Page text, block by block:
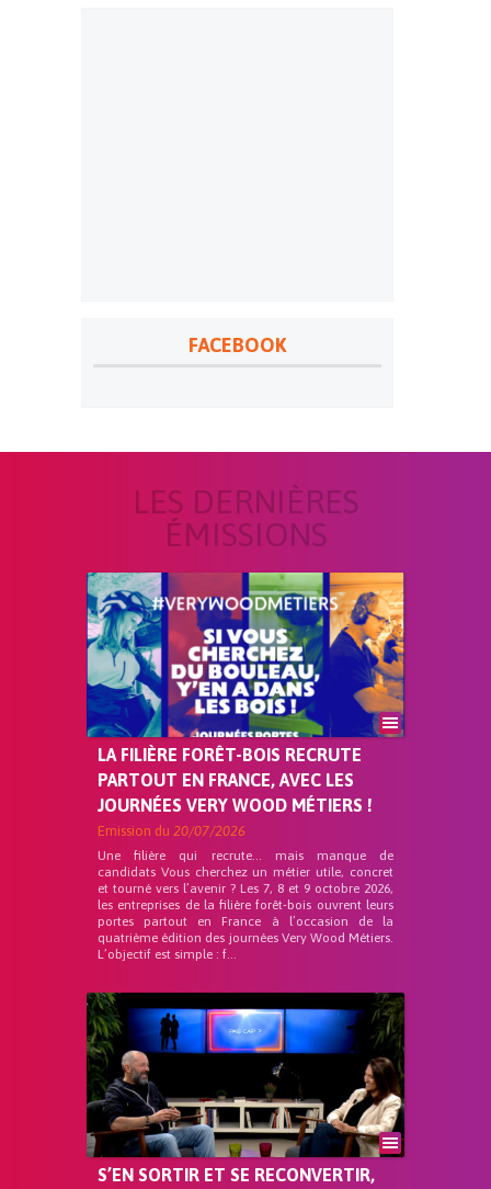
FACEBOOK
LES DERNIÈRES
ÉMISSIONS
LA FILIÈRE FORÊT-BOIS RECRUTE
PARTOUT EN FRANCE, AVEC LES
JOURNÉES VERY WOOD MÉTIERS !
Emission du 20/07/2026
Une filière qui recrute… mais manque de
candidats Vous cherchez un métier utile, concret
et tourné vers l’avenir ? Les 7, 8 et 9 octobre 2026,
les entreprises de la filière forêt-bois ouvrent leurs
portes partout en France à l’occasion de la
quatrième édition des journées Very Wood Métiers.
L’objectif est simple : f...
S’EN SORTIR ET SE RECONVERTIR,